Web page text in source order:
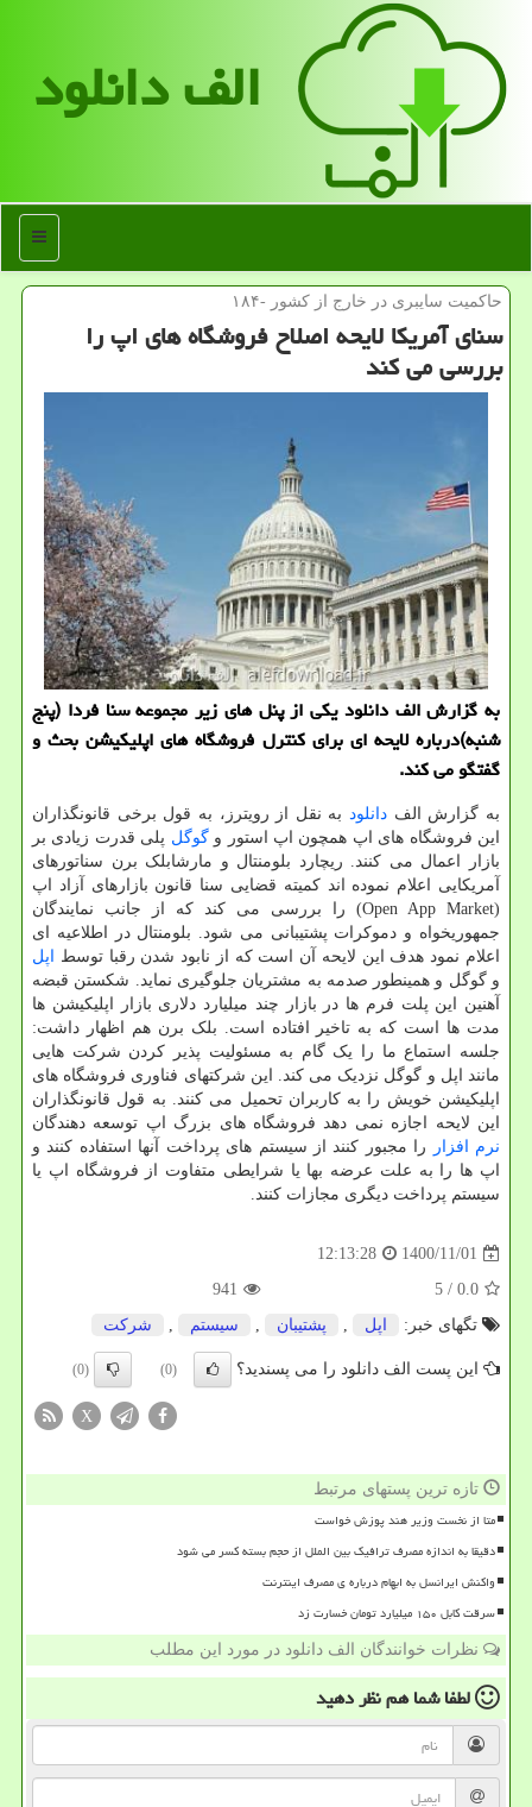
الف دانلود
منو
حاكمیت سایبری در خارج از كشور -۱۸۴
سنای آمریکا لایحه اصلاح فروشگاه های اپ را
بررسی می کند
به گزارش الف دانلود یکی از پنل های زیر مجموعه سنا فردا (پنج
شنبه)درباره لایحه ای برای کنترل فروشگاه های اپلیکیشن بحث و
گفتگو می کند.
به گزارش الف دانلود به نقل از رویترز، به قول برخی قانونگذاران
این فروشگاه های اپ همچون اپ استور وگوگل پلی قدرت زیادی بر
بازار اعمال می کنند. ریچارد بلومنتال و مارشابلک برن سناتورهای
آمریکایی اعلام نموده اند کمیته قضایی سنا قانون بازارهای آزاد اپ
(Open App Market) را بررسی می کند که از جانب نمایندگان
جمهوریخواه و دموکرات پشتیبانی می شود. بلومنتال در اطلاعیه ای
اعلام نمود هدف این لایحه آن است که از نابود شدن رقبا توسط اپل
و گوگل و همینطور صدمه به مشتریان جلوگیری نماید. شکستن قبضه
آهنین این پلت فرم ها در بازار چند میلیارد دلاری بازار اپلیکیشن ها
مدت ها است که به تاخیر افتاده است. بلک برن هم اظهار داشت:
جلسه استماع ما را یک گام به مسئولیت پذیر کردن شرکت هایی
مانند اپل و گوگل نزدیک می کند. این شرکتهای فناوری فروشگاه های
اپلیکیشن خویش را به کاربران تحمیل می کنند. به قول قانونگذاران
این لایحه اجازه نمی دهد فروشگاه های بزرگ اپ توسعه دهندگان
نرم افزار
را مجبور کنند از سیستم های پرداخت آنها استفاده کنند و
اپ ها را به علت عرضه بها یا شرایطی متفاوت از فروشگاه اپ یا
سیستم پرداخت دیگری مجازات کنند.
1400/11/01
12:13:28
0.0
/ 5
941
تگهای خبر:
اپل , پشتیبان , سیستم , شركت
این پست الف دانلود را می پسندید؟ (0)
(0)
X
تازه ترین پستهای مرتبط
متا از نخست وزیر هند پوزش خواست
دقیقا به اندازه مصرف ترافیک بین الملل از حجم بسته کسر می شود
واکنش ایرانسل به ابهام درباره ی مصرف اینترنت
سرقت کابل ۱۵۰ میلیارد تومان خسارت زد
نظرات خوانندگان الف دانلود در مورد این مطلب
لطفا شما همنظر دهید